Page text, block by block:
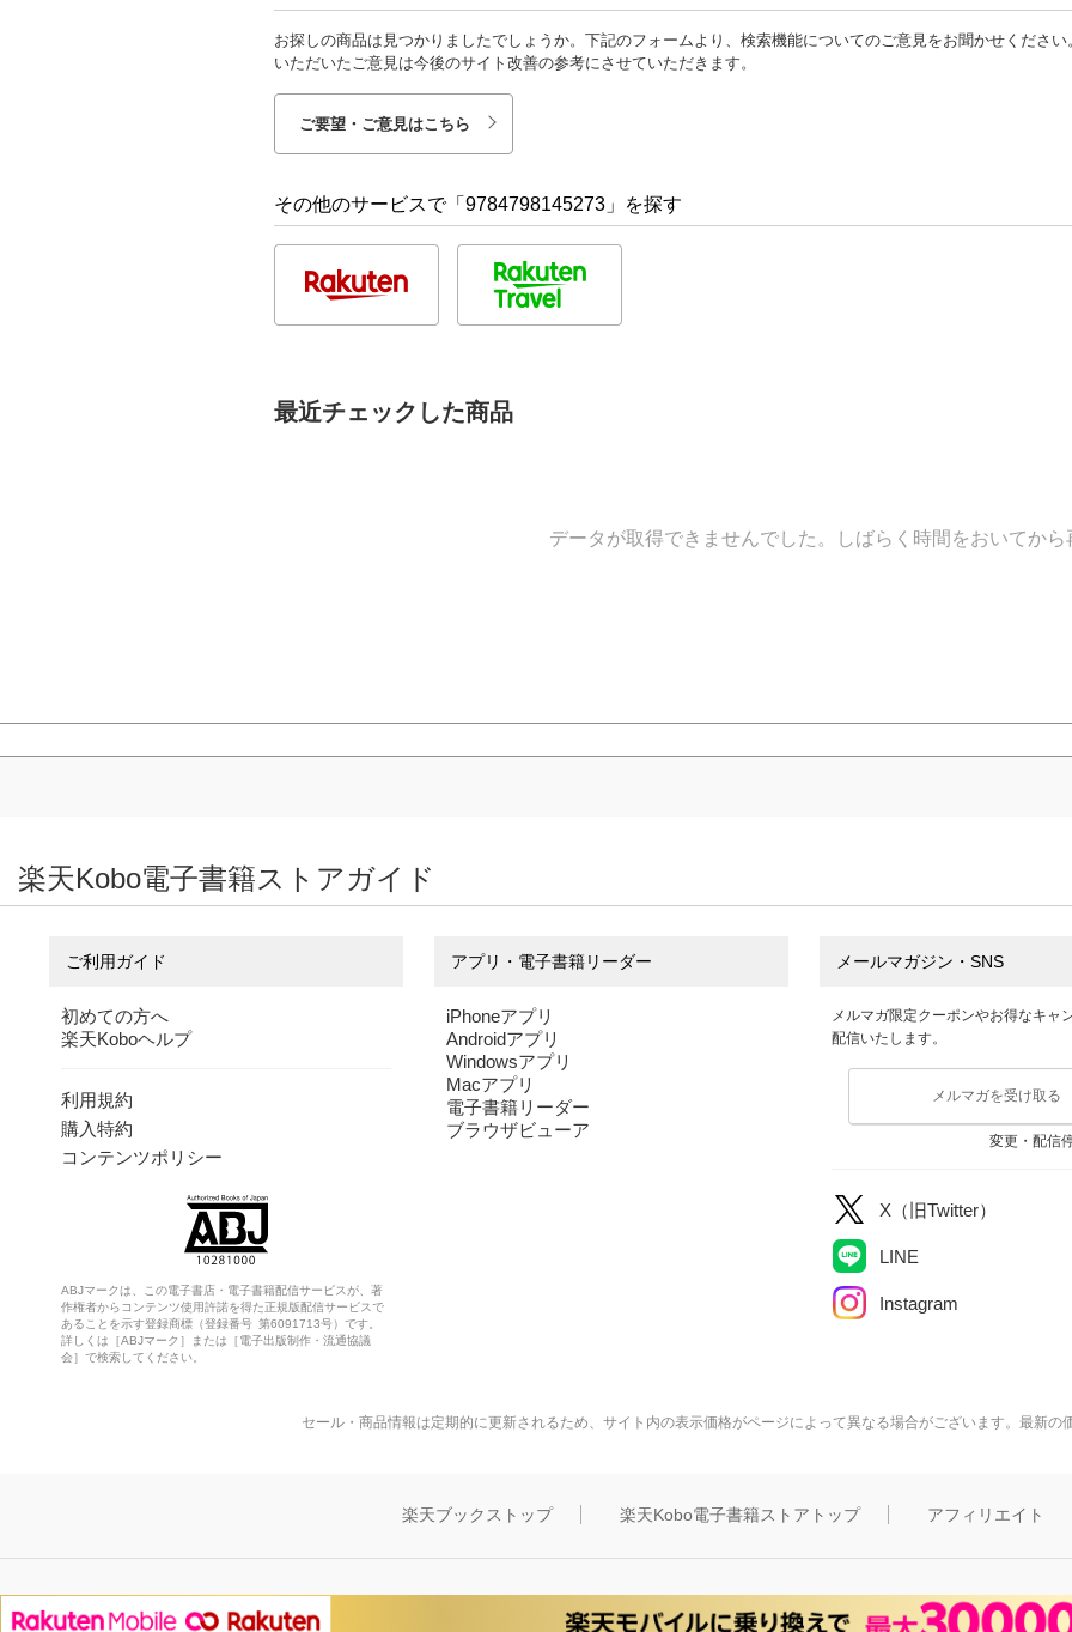
お探しの商品は見つかりましたでしょうか。下記のフォームより、検索機能についてのご意見をお聞かせください
いただいたご意見は今後のサイト改善の参考にさせていただきます。
ご要望・ご意見はこちら
その他のサービスで「9784798145273」を探す
最近チェックした商品
データが取得できませんでした。しばらく時間をおいてから
楽天Kobo電子書籍ストアガイド
ご利用ガイド
初めての方へ
楽天Koboヘルプ
利用規約
購入特約
コンテンツポリシー
ABJマークは、この電子書店・電子書籍配信サービスが、著
作権者からコンテンツ使用許諾を得た正規版配信サービスで
あることを示す登録商標（登録番号 第6091713号）です。
詳しくは［ABJマーク］または［電子出版制作・流通協議
会］で検索してください。
アプリ・電子書籍リーダー
iPhoneアプリ
Androidアプリ
Windowsアプリ
Macアプリ
電子書籍リーダー
ブラウザビューア
メールマガジン・SNS
メルマガ限定クーポンやお得なキャ
配信いたします。
メルマガを受け取る
変更・配信
X（旧Twitter）
LINE
Instagram
セール・商品情報は定期的に更新されるため、サイト内の表示価格がページによって異なる場合がございます。最新の
楽天ブックストップ 楽天Kobo電子書籍ストアトップ アフィリエイト